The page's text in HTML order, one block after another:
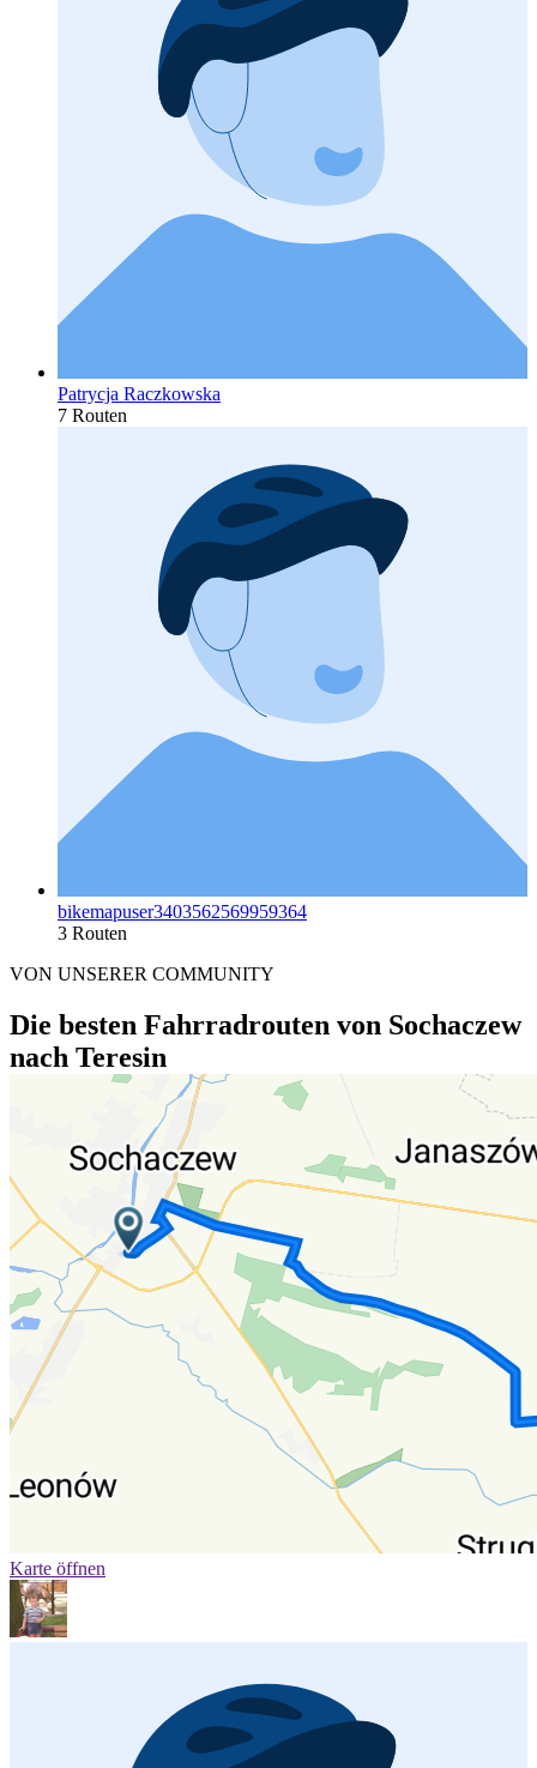
Patrycja Raczkowska
7 Routen
bikemapuser3403562569959364
3 Routen
VON UNSERER COMMUNITY
Die besten Fahrradrouten von Sochaczew
nach Teresin
Karte öffnen